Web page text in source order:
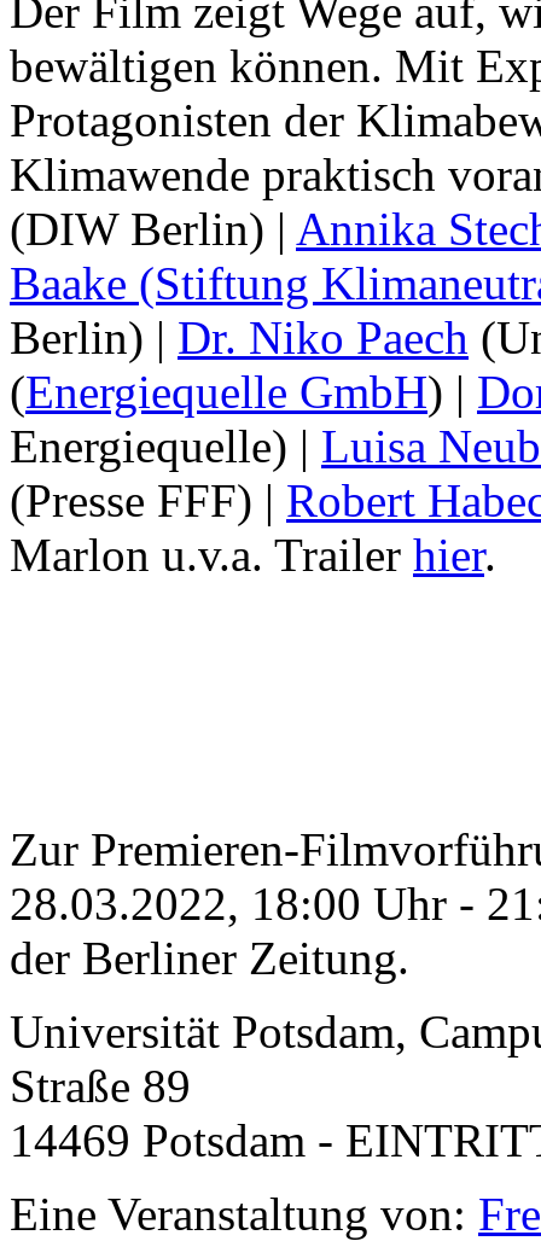
Der Film zeigt Wege auf,
bewältigen können. Mit
Protagonisten der
Klimawende praktisch
(DIW Berlin) | Annika
Baake (Stiftung
Berlin) | Dr. Niko Paech
(Energiequelle GmbH) |
Energiequelle) | Luisa
(Presse FFF) | Robert
Marlon u.v.a. Trailer hier.
Zur Premieren-
28.03.2022, 18:00 Uhr -
der Berliner Zeitung.
Universität Potsdam,
Straße 89
14469 Potsdam -
Eine Veranstaltung von: